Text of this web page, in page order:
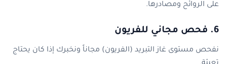
على الروائح ومصادرها.
6. فحص مجاني للفريون
نفحص مستوى غاز التبريد (الفريون) مجاناً ونخبرك إذا كان يحتاج